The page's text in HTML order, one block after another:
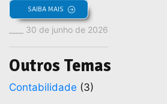
SAIBA MAIS
30 de junho de 2026
Outros Temas
Contabilidade (3)